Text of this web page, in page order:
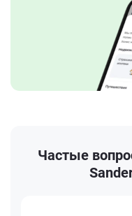
Частые